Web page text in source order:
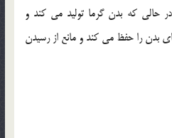
حالي که بدن گرما توليد مي کند و
بدن را حفظ مي کند و مانع از رسيدن